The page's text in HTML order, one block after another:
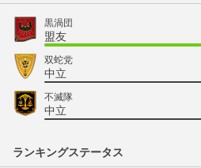
黒渦団
盟友
双蛇党
中立
不滅隊
中立
ランキングステータス